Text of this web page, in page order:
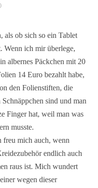
als ob sich so ein Tablet
Wenn ich mir überlege,
albernes Päckchen mit 20
14 Euro bezahlt habe,
den Folienstiften, die
sind und man
Finger hat, weil man was
musste.
mich auch, wenn
endlich auch
raus ist. Mich wundert
wegen dieser